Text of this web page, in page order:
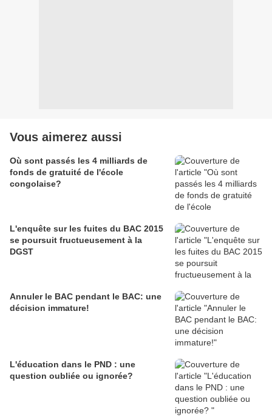
Vous aimerez aussi
Où sont passés les 4 milliards de
fonds de gratuité de l'école
congolaise?
L'enquête sur les fuites du BAC 2015
se poursuit fructueusement à la
DGST
Annuler le BAC pendant le BAC: une
décision immature!
L'éducation dans le PND : une
question oubliée ou ignorée?